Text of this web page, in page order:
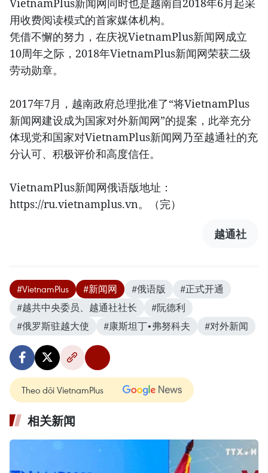
VietnamPlus新闻网同时也是越南自2018年6月起采
用收费阅读模式的首家媒体机构。
凭借不懈的努力，在庆祝VietnamPlus新闻网成立
10周年之际，2018年VietnamPlus新闻网荣获二级
劳动勋章。
2017年7月，越南政府总理批准了“将VietnamPlus
新闻网建设成为国家对外新闻网”的提案，此举充分
体现党和国家对VietnamPlus新闻网乃至越通社的充
分认可、积极评价和高度信任。
VietnamPlus新闻网俄语版地址：
https://ru.vietnamplus.vn。（完）
越通社
#VietnamPlus #新闻网 #俄语版
#正式开通
#越共中央委员、越通社社长
#阮德利
#俄罗斯驻越大使
#康斯坦丁•弗努科夫 #对外新闻
Theo dõi VietnamPlus
相关新闻